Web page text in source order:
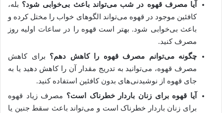
آیا مصرف قهوه در شب می‌تواند باعث بی‌خوابی شود؟ بله،
کافئین موجود در قهوه می‌تواند الگوهای خواب را مختل کرده و
باعث بی‌خوابی شود. بهتر است قهوه را در ساعات اولیه روز
مصرف کنید.
چگونه می‌توانم مصرف قهوه را کاهش دهم؟ برای کاهش
مصرف قهوه، می‌توانید به تدریج مقدار آن را کاهش دهید یا به
جای قهوه از نوشیدنی‌های بدون کافئین استفاده کنید.
آیا قهوه برای زنان باردار خطرناک است؟ مصرف زیاد قهوه
برای زنان باردار خطرناک است و می‌تواند باعث سقط جنین یا